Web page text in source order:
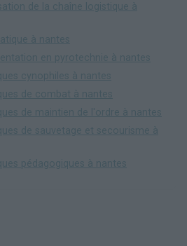
de la chaîne logistique à
à nantes
en pyrotechnie à nantes
cynophiles à nantes
de combat à nantes
de maintien de l'ordre à nantes
de sauvetage et secourisme à
pédagogiques à nantes